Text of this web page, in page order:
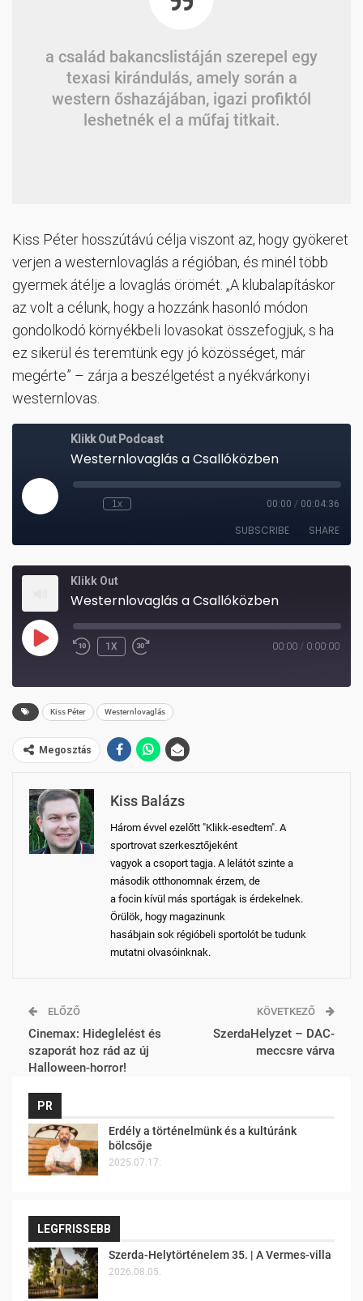
a család bakancslistáján szerepel egy
texasi kirándulás, amely során a
western őshazájában, igazi profiktól
leshetnék el a műfaj titkait.
Kiss Péter hosszútávú célja viszont az, hogy gyökeret
verjen a westernlovaglás a régióban, és minél több
gyermek átélje a lovaglás örömét. „A klubalapításkor
az volt a célunk, hogy a hozzánk hasonló módon
gondolkodó környékbeli lovasokat összefogjuk, s ha
ez sikerül és teremtünk egy jó közösséget, már
megérte” – zárja a beszélgetést a nyékvárkonyi
westernlovas.
Klikk Out
Westernlovaglás a Csallóközben
PLAY
REWIND
1X
FAST
SECONDS
00:00 / 0:00:00
Kiss Péter Westernlovaglás
Megosztás
Kiss Balázs
Három évvel ezelőtt "Klikk-esedtem". A
sportrovat szerkesztőjeként
vagyok a csoport tagja. A lelátót szinte a
második otthonomnak érzem, de
a focin kívül más sportágak is érdekelnek.
Örülök, hogy magazinunk
hasábjain sok régióbeli sportolót be tudunk
mutatni olvasóinknak.
ELŐZŐ
Cinemax: Hideglelést és
szaporát hoz rád az új
Halloween-horror!
KÖVETKEZŐ
SzerdaHelyzet – DAC-
meccsre várva
PR
Erdély a történelmünk és a kultúránk
bölcsője
2025.07.17.
LEGFRISSEBB
Szerda-Helytörténelem 35. | A Vermes-villa
2026.08.05.